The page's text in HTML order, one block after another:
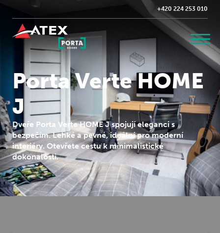
+420 224 253 010
Porta Verte HOME
J
Dveře Porta Verte HOME J spojují eleganci s
bezpečím. Lehké a pevné, ideální pro moderní
interiéry. Otevřete cestu k minimalistické
dokonalosti.